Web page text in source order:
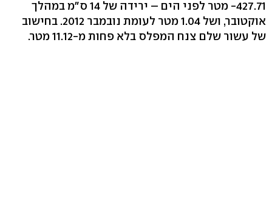
427.71- מטר לפני הים – ירידה של 14 ס"מ במהלך
אוקטובר, ושל 1.04 מטר לעומת נובמבר 2012. בחישוב
של עשור שלם צנח המפלס בלא פחות מ-11.12 מטר.